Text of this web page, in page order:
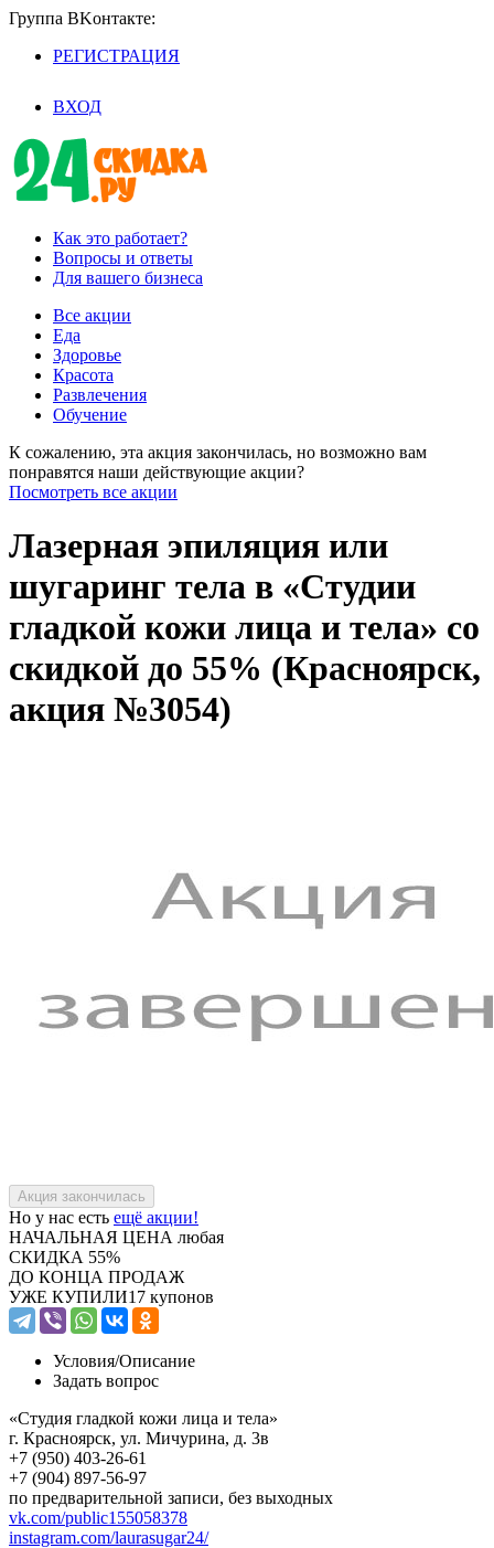
Группа BKoнтaктe:
РЕГИСТРАЦИЯ
ВХОД
Как это работает?
Вопросы и ответы
Для вашего бизнеса
Все акции
Еда
Здоровье
Красота
Развлечения
Обучение
К сожалению, эта акция закончилась, но возможно вам
понравятся наши действующие акции?
Посмотреть все акции
Лазерная эпиляция или
шугаринг тела в «Студии
гладкой кожи лица и тела» со
скидкой до 55% (Красноярск,
акция №3054)
Но у нас есть ещё акции!
НАЧАЛЬНАЯ ЦЕНА любая
СКИДКА 55%
ДО КОНЦА ПРОДАЖ
УЖЕ КУПИЛИ17 купонов
Условия/Описание
Задать вопрос
«Студия гладкой кожи лица и тела»
г. Красноярск, ул. Мичурина, д. 3в
+7 (950) 403-26-61
+7 (904) 897-56-97
по предварительной записи, без выходных
vk.com/public155058378
instagram.com/laurasugar24/